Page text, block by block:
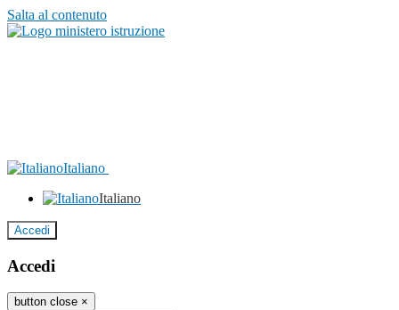
Salta al contenuto
Italiano
Italiano
Accedi
Accedi
button close ×